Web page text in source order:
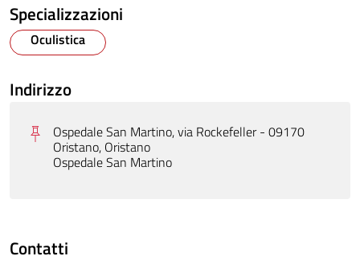
Specializzazioni
Oculistica
Indirizzo
Ospedale San Martino, via Rockefeller - 09170
Oristano, Oristano
Ospedale San Martino
Contatti